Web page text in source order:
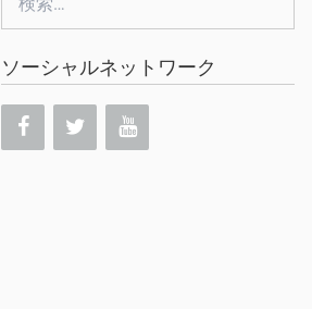
索:
ソーシャルネットワーク